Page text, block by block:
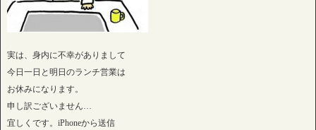
実は、身内に不幸がありまして
今日一日と明日のランチ営業は
お休みになります。
申し訳ございません…
宜しくです。iPhoneから送信